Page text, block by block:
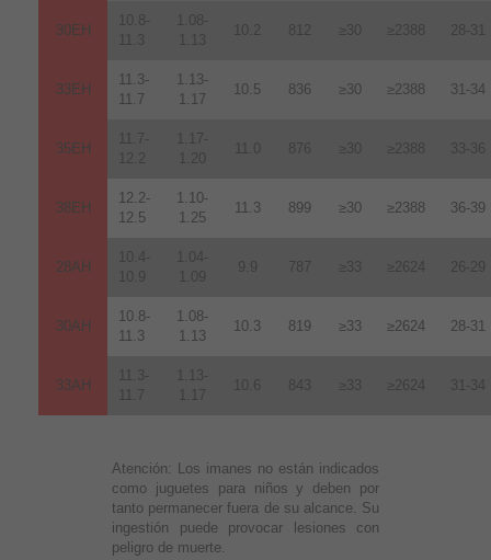
30EH
10.8-
11.3
1.08-
1.13
10.2 812 ≥30 ≥2388 28-31
33EH
11.3-
11.7
1.13-
1.17
10.5 836 ≥30 ≥2388 31-34
35EH
11.7-
12.2
1.17-
1.20
11.0 876 ≥30 ≥2388 33-36
38EH
12.2-
12.5
1.10-
1.25
11.3 899 ≥30 ≥2388 36-39
28AH
10.4-
10.9
1.04-
1.09
9.9 787 ≥33 ≥2624 26-29
30AH
10.8-
11.3
1.08-
1.13
10.3 819 ≥33 ≥2624 28-31
33AH
11.3-
11.7
1.13-
1.17
10.6 843 ≥33 ≥2624 31-34
Atención: Los imanes no están indicados
como juguetes para niños y deben por
tanto permanecer fuera de su alcance. Su
ingestión puede provocar lesiones con
peligro de muerte.